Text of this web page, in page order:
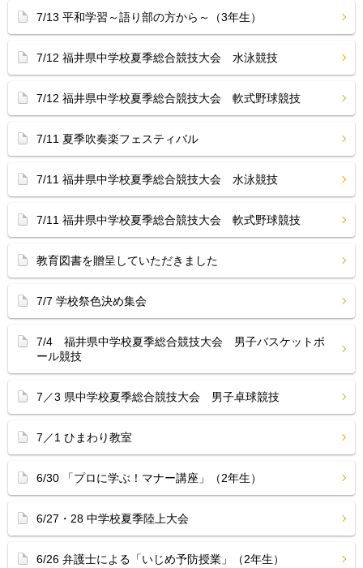
7/13 平和学習～語り部の方から～（3年生）
7/12 福井県中学校夏季総合競技大会 水泳競技
7/12 福井県中学校夏季総合競技大会 軟式野球競技
7/11 夏季吹奏楽フェスティバル
7/11 福井県中学校夏季総合競技大会 水泳競技
7/11 福井県中学校夏季総合競技大会 軟式野球競技
教育図書を贈呈していただきました
7/7 学校祭色決め集会
7/4 福井県中学校夏季総合競技大会 男子バスケットボ
ール競技
7／3 県中学校夏季総合競技大会 男子卓球競技
7／1 ひまわり教室
6/30 「プロに学ぶ！マナー講座」（2年生）
6/27・28 中学校夏季陸上大会
6/26 弁護士による「いじめ予防授業」（2年生）